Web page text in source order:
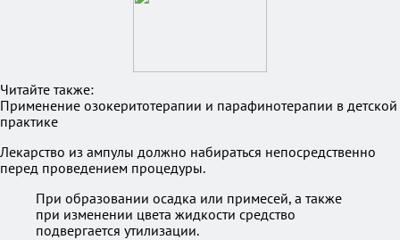
Читайте также:
Применение озокеритотерапии и парафинотерапии в детской
практике
Лекарство из ампулы должно набираться непосредственно
перед проведением процедуры.
При образовании осадка или примесей, а также
при изменении цвета жидкости средство
подвергается утилизации.